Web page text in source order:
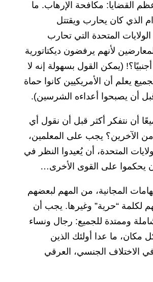
القضايا: مكافحة الإرهاب. ما
الذي كان يحارب ويقتتل
المتحدة التي تحارب
لأنهم يرفضون ديكتاتورية
أجنبيًا؟! (يمكن القول بسهولة إنه لا
يعلم أن الأمريكيين كانوا حماة
أن يصبحوا أعداءه الشرسين).
أن نتفكر أكثر قبل أن نقول أي
الآخرين؟ يجب على المعلمين،
المتحدة، أن يُعيدوا النظر في
يحكموا على القوى الأخرى…
المجانية، من المهم لبعضهم
لكلمة “حرية” وغيرها. يجب أن
وممتدة للجميع: رجال ونساء
مكان، ما عدا أولئك الذين
الاختلاف الجنسي، العرقي